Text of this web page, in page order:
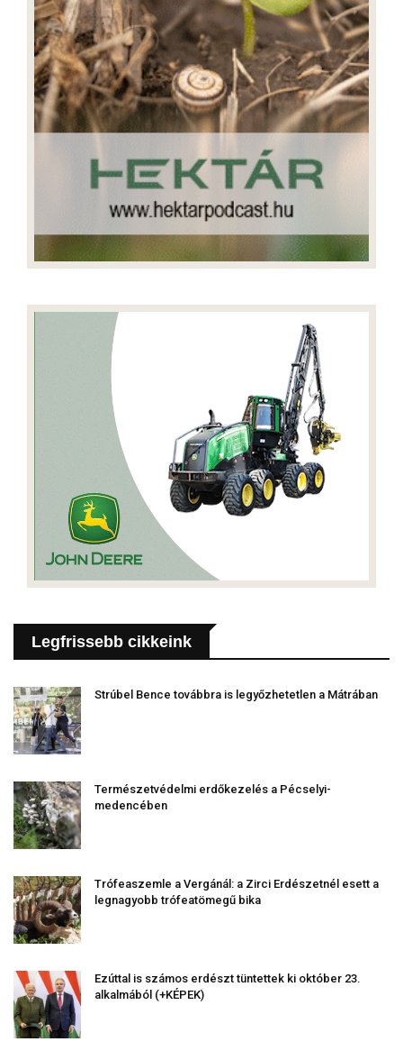
Legfrissebb cikkeink
Strúbel Bence továbbra is legyőzhetetlen a Mátrában
Természetvédelmi erdőkezelés a Pécselyi-
medencében
Trófeaszemle a Vergánál: a Zirci Erdészetnél esett a
legnagyobb trófeatömegű bika
Ezúttal is számos erdészt tüntettek ki október 23.
alkalmából (+KÉPEK)